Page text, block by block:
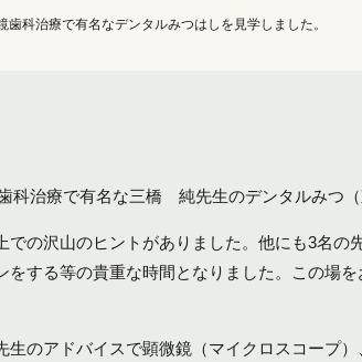
歯科治療で有名なデンタルみつはしを見学しました。
治療で有名な三橋 純先生のデンタルみつ（
での沢山のヒントがありました。他にも3名
をする等の貴重な時間となりました。この場
生のアドバイスで顕微鏡（マイクロスコープ